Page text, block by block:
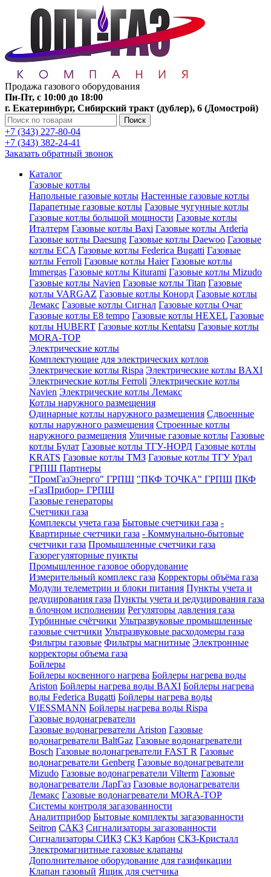
Продажа газового оборудования
Пн-Пт, с 10:00 до 18:00
г. Екатеринбург, Сибирский тракт (дублер), 6 (Домострой)
Поиск
+7 (343) 227-80-04
+7 (343) 382-24-41
Заказать обратный звонок
Каталог
Газовые котлы
Напольные газовые котлы Настенные газовые котлы
Парапетные газовые котлы Газовые чугунные котлы
Газовые котлы большой мощности Газовые котлы
Италтерм Газовые котлы Baxi Газовые котлы Arderia
Газовые котлы Daesung Газовые котлы Daewoo Газовые
котлы ECA Газовые котлы Federica Bugatti Газовые
котлы Ferroli Газовые котлы Haier Газовые котлы
Immergas Газовые котлы Kiturami Газовые котлы Mizudo
Газовые котлы Navien Газовые котлы Titan Газовые
котлы VARGAZ Газовые котлы Конорд Газовые котлы
Лемакс Газовые котлы Сигнал Газовые котлы Очаг
Газовые котлы E8 tempo Газовые котлы HEXEL Газовые
котлы HUBERT Газовые котлы Kentatsu Газовые котлы
MORA-TOP
Электрические котлы
Комплектующие для электрических котлов
Электрические котлы Rispa Электрические котлы BAXI
Электрические котлы Ferroli Электрические котлы
Navien Электрические котлы Лемакс
Котлы наружного размещения
Одинарные котлы наружного размещения Сдвоенные
котлы наружного размещения Строенные котлы
наружного размещения Уличные газовые котлы Газовые
котлы Булат Газовые котлы ТГУ-НОРД Газовые котлы
KRATS Газовые котлы ТМЗ Газовые котлы ТГУ Урал
ГРПШ Партнеры
"ПромГазЭнерго" ГРПШ "ПКФ ТОЧКА" ГРПШ ПКФ
«ГазПрибор» ГРПШ
Газовые генераторы
Счетчики газа
Комплексы учета газа Бытовые счетчики газа -
Квартирные счетчики газа - Коммунально-бытовые
счетчики газа Промышленные счетчики газа
Газорегуляторные пункты
Промышленное газовое оборудование
Измерительный комплекс газа Корректоры объёма газа
Модули телеметрии и блоки питания Пункты учета и
редуцирования газа Пункты учета и редуцирования газа
в блочном исполнении Регуляторы давления газа
Турбинные счётчики Ультразвуковые промышленные
газовые счетчики Ультразвуковые расходомеры газа
Фильтры газовые Фильтры магнитные Электронные
корректоры объема газа
Бойлеры
Бойлеры косвенного нагрева Бойлеры нагрева воды
Ariston Бойлеры нагрева воды BAXI Бойлеры нагрева
воды Federica Bugatti Бойлеры нагрева воды
VIESSMANN Бойлеры нагрева воды Rispa
Газовые водонагреватели
Газовые водонагреватели Ariston Газовые
водонагреватели BaltGaz Газовые водонагреватели
Bosch Газовые водонагреватели FAST R Газовые
водонагреватели Genberg Газовые водонагреватели
Mizudo Газовые водонагреватели Vilterm Газовые
водонагреватели ЛарГаз Газовые водонагреватели
Лемакс Газовые водонагреватели MORA-TOP
Системы контроля загазованности
Аналитприбор Бытовые комплекты загазованности
Seitron САКЗ Сигнализаторы загазованности
Сигнализаторы СИКЗ СКЗ Карбон СКЗ-Кристалл
Электромагнитные газовые клапаны
Дополнительное оборудование для газификации
Клапан газовый Ящик для счетчика